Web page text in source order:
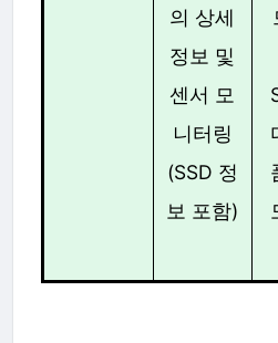
의 상세
정보 및
센서 모
니터링
(SSD 정
보 포함)